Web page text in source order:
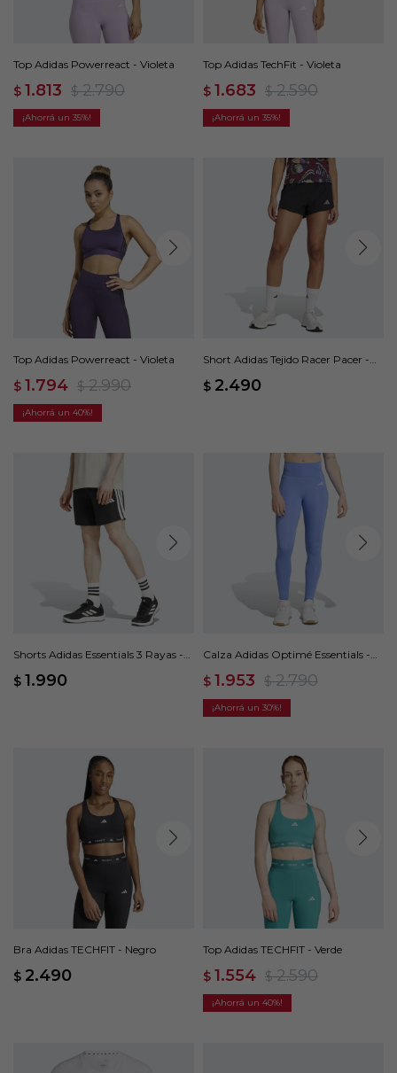
Top Adidas Powerreact - Violeta
$ 1.813 $ 2.790
35
Top Adidas TechFit - Violeta
$ 1.683 $ 2.590
35
Top Adidas Powerreact - Violeta
$ 1.794 $ 2.990
40
Short Adidas Tejido Racer Pacer -
$ 2.490
Shorts Adidas Essentials 3 Rayas -
$ 1.990
Calza Adidas Optimé Essentials -
$ 1.953 $ 2.790
30
Bra Adidas TECHFIT - Negro
$ 2.490
Top Adidas TECHFIT - Verde
$ 1.554 $ 2.590
40